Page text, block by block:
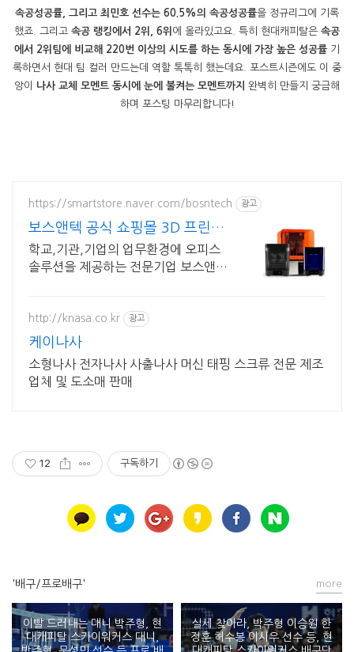
속공성공률, 그리고 최민호 선수는 60.5%의 속공성공률을 정규리그에 기록
했죠. 그리고 속공 랭킹에서 2위, 6위 에 올라있고요. 특히 현대캐피탈은 속공
에서 2위팀에 비교해 220번 이상의 시도를 하는 동시에 가장 높은 성공률 기
록하면서 현대 팀 컬러 만드는데 역할 톡톡히 했는데요. 포스트시즌에도 이 중
앙이 나사 교체 모멘트 동시에 눈에 불켜는 모멘트까지
완벽히 만들지 궁금해
하며 포스팅 마무리합니다!
https://smartstore.naver.com/bosntech 광고
보스앤텍 공식 쇼핑몰 3D 프린터
전문 기업
학교,기관,기업의 업무환경에 오피스
솔루션을 제공하는 전문기업 보스앤
http://knasa.co.kr 광고
케이나사
소형나사 전자나사 사출나사 머신 태핑 스크류 전문 제조
업체 및 도소매 판매
12 구독하기
'배구/프로배구'
이빨 드러내는 대니 박주형, 현
대캐피탈 스카이워커스 대니,
실세 찾아라, 박주형 이승원 한
정훈 허수봉 이시우 선수 등, 현
more